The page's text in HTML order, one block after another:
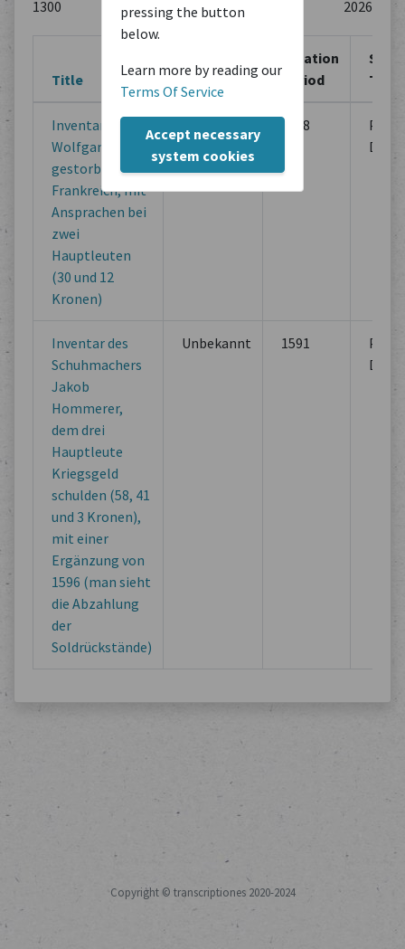
pressing the button
below.
Learn more by reading our
Terms Of Service
Accept necessary
system cookies
Title
Location
Creation
Period
Type
Inventar von
Wolfgang Karli,
gestorben in
Frankreich, mit
Ansprachen bei
zwei
Hauptleuten
(30 und 12
Kronen)
1588
Inventar des
Schuhmachers
Jakob
Hommerer,
dem drei
Hauptleute
Kriegsgeld
schulden (58, 41
und 3 Kronen),
mit einer
Ergänzung von
1596 (man sieht
die Abzahlung
der
Soldrückstände)
Unbekannt 1591
Copyright © transcriptiones 2020-2024